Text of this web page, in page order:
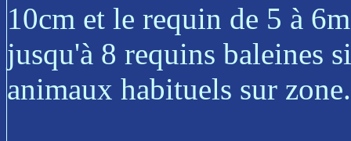
10cm et le requin de 5 à
jusqu'à 8 requins baleines
animaux habituels sur